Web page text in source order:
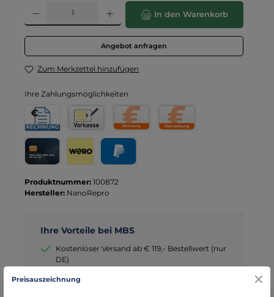
Produkt Anzahl: Gib den gewünschten Wert ein oder benutze die
In den Warenkorb
Angebot anfragen
Zum Merkzettel hinzufügen
Ihre Zahlungsmöglichkeiten
Produktnummer: 100872
Hersteller: NanoRepro
Ihre Vorteile bei MBS
Kostenloser Versand ab € 119,- Bestellwert (nur
DE)
seit über 15 Jahren kompetenter Partner im
Preisauszeichnung